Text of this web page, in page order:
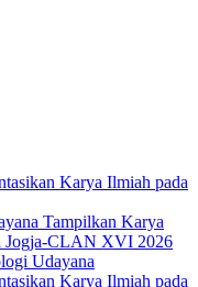
Karya Ilmiah pada
Tampilkan Karya
Jogja-CLAN XVI 2026
Udayana
Karya Ilmiah pada